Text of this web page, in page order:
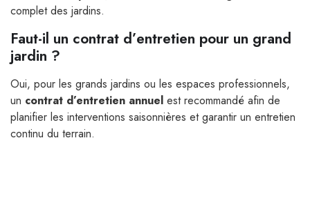
complet des jardins.
Faut-il un contrat d’entretien pour un grand
jardin ?
Oui, pour les grands jardins ou les espaces professionnels,
un contrat d’entretien annuel est recommandé afin de
planifier les interventions saisonnières et garantir un entretien
continu du terrain.